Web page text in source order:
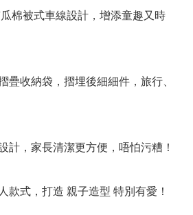
棉被式車線設計，增添童趣又時
疊收納袋，摺埋後細細件，旅行、
計，家長清潔更方便，唔怕污糟！
款式，打造 親子造型 特別有愛！